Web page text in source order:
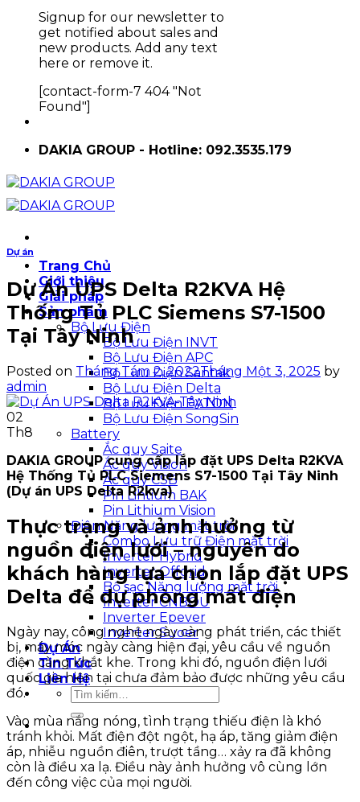
Signup for our newsletter to
get notified about sales and
new products. Add any text
here or remove it.
[contact-form-7 404 "Not
Found"]
DAKIA GROUP - Hotline: 092.3535.179
Trang Chủ
Giới thiệu
Giải pháp
Sản phẩm
Bộ Lưu Điện
Bộ Lưu Điện INVT
Bộ Lưu Điện APC
Bộ Lưu Điện Santak
Bộ Lưu Điện Delta
Bộ Lưu Điện EATON
Bộ Lưu Điện SongSin
Battery
Ắc quy Saite
Ắc quy Vision
Ắc quy CSB
Pin Lihtium BAK
Pin Lithium Vision
Điện Năng lượng mặt trời
Combo Lưu trữ Điện mặt trời
Inverter Hybrid
Inverter Offgrid
Bộ sạc Năng lượng mặt trời
Inverter CNBOU
Inverter Epever
Inverter Suoer
Dự Án
Tin Tức
Liên Hệ
Tìm
Dự án
Dự Án UPS Delta R2KVA Hệ
Thống Tủ PLC Siemens S7-1500
Tại Tây Ninh
Posted on Tháng Tám 2, 2022Tháng Một 3, 2025 by
admin
02
Th8
DAKIA GROUP cung cấp lắp đặt UPS Delta R2KVA
Hệ Thống Tủ PLC Siemens S7-1500 Tại Tây Ninh
(Dự án UPS Delta R2kva)
Thực trạng và ảnh hưởng từ
nguồn điện lưới – nguyên do
khách hàng lựa chọn lắp đặt UPS
Delta để dự phòng mất điện
Ngày nay, công nghệ ngày càng phát triển, các thiết
bị, máy móc ngày càng hiện đại, yêu cầu về nguồn
điện càng khắt khe. Trong khi đó, nguồn điện lưới
quốc gia hiện tại chưa đảm bảo được những yêu cầu
đó.
Vào mùa nắng nóng, tình trạng thiếu điện là khó
tránh khỏi. Mất điện đột ngột, hạ áp, tăng giảm điện
áp, nhiễu nguồn điên, trượt tầng… xảy ra đã không
còn là điều xa lạ. Điều này ảnh hưởng vô cùng lớn
đến công việc của mọi người.